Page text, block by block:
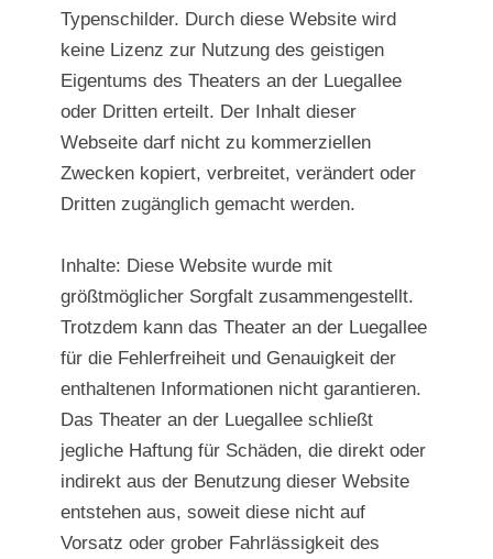
Typenschilder. Durch diese Website wird
keine Lizenz zur Nutzung des geistigen
Eigentums des Theaters an der Luegallee
oder Dritten erteilt. Der Inhalt dieser
Webseite darf nicht zu kommerziellen
Zwecken kopiert, verbreitet, verändert oder
Dritten zugänglich gemacht werden.
Inhalte: Diese Website wurde mit
größtmöglicher Sorgfalt zusammengestellt.
Trotzdem kann das Theater an der Luegallee
für die Fehlerfreiheit und Genauigkeit der
enthaltenen Informationen nicht garantieren.
Das Theater an der Luegallee schließt
jegliche Haftung für Schäden, die direkt oder
indirekt aus der Benutzung dieser Website
entstehen aus, soweit diese nicht auf
Vorsatz oder grober Fahrlässigkeit des